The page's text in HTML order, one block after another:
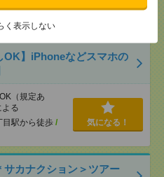
く表示しない
り）
気になる！
OK】iPhoneなどスマホの
（規定あ
る
目駅から徒歩 /
気になる！
サカナクション＞ツアー